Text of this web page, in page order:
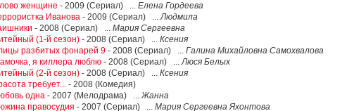
женщине - 2009 (Сериал) ... Елена Гордеева
Иванова - 2009 (Сериал) ...Людмила
- 2008 (Сериал) ... Мария Сергеевна
(1-й сезон) - 2008 (Сериал) ... Ксения
разбитых фонарей 9 - 2008 (Сериал) ... Галина Михайловна Самохвалова
я киллера люблю - 2008 (Сериал) ...Люся Белых
(2-й сезон) - 2008 (Сериал) ... Ксения
требует... - 2008 (Комедия)
одна - 2007 (Мелодрама) ...Жанна
правосудия - 2007 (Сериал) ... Мария Сергеевна Яхонтова